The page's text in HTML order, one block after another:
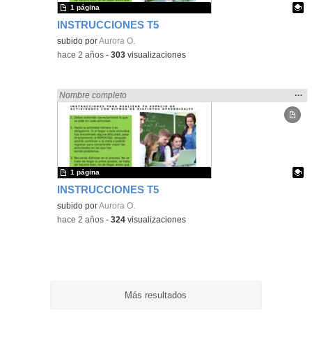
INSTRUCCIONES T5
Contenido educativo.
subido porAurora O.
1 página
-hace 2 años -303 visualizaciones
INSTRUCCIONES T5
Encontrado «zaragoza» en:
Nombre completo
la
…
Contenido educativo.
subido porAurora O.
1 página
-hace 2 años -324 visualizaciones
Más resultados